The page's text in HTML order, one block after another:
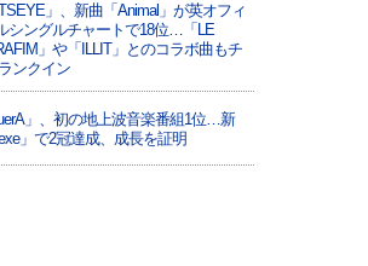
」、新曲「Animal」が英オフィ
シングルチャートで18位…「LE
」や「ILLIT」とのコラボ曲もチ
ンクイン
」、初の地上波音楽番組1位…新
」で2冠達成、成長を証明